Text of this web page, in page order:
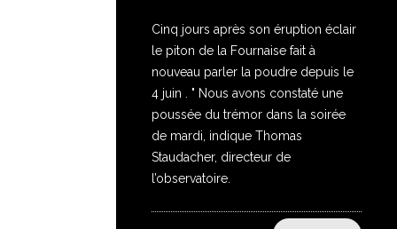
Cinq jours après son éruption éclair
le piton de la Fournaise fait à
nouveau parler la poudre depuis le
4 juin . " Nous avons constaté une
poussée du trémor dans la soirée
de mardi, indique Thomas
Staudacher, directeur de
l’observatoire.